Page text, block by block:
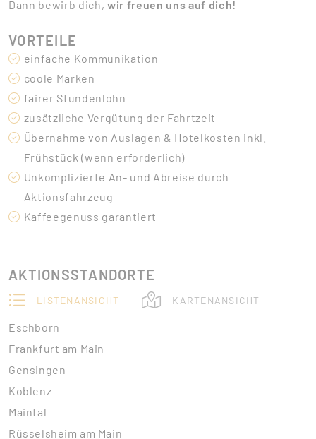
Dann bewirb dich,wir freuen uns auf dich!
VORTEILE
einfache Kommunikation
coole Marken
fairer Stundenlohn
zusätzliche Vergütung der Fahrtzeit
Übernahme von Auslagen & Hotelkosten inkl.
Frühstück (wenn erforderlich)
Unkomplizierte An- und Abreise durch
Aktionsfahrzeug
Kaffeegenuss garantiert
AKTIONSSTANDORTE
LISTENANSICHT KARTENANSICHT
Eschborn
Frankfurt am Main
Gensingen
Koblenz
Maintal
Rüsselsheim am Main